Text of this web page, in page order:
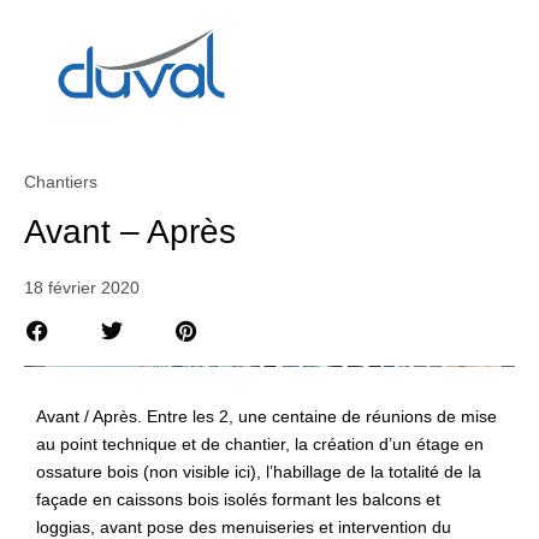
Chantiers
Avant – Après
18 février 2020
Avant / Après. Entre les 2, une centaine de réunions de mise
au point technique et de chantier, la création d’un étage en
ossature bois (non visible ici), l’habillage de la totalité de la
façade en caissons bois isolés formant les balcons et
loggias, avant pose des menuiseries et intervention du